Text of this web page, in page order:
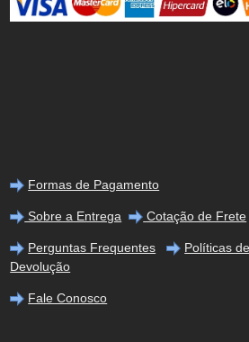
Formas de Pagamento
Sobre a Entrega Cotação de Frete
Perguntas Frequentes
Políticas
Devolução
Fale Conosco